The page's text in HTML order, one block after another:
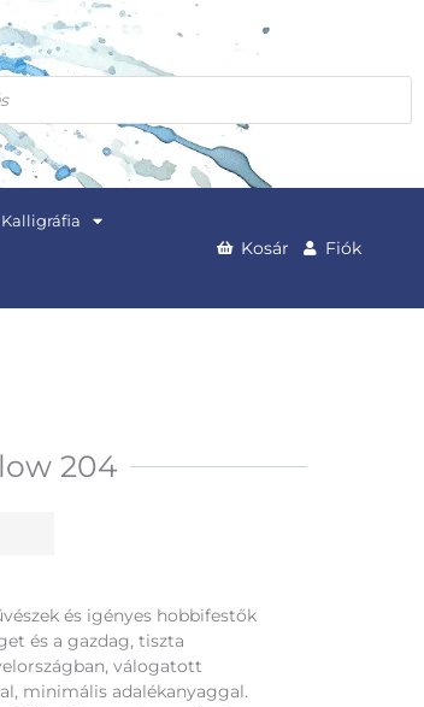
Kalligráfia
Kosár Fiók
204
és igényes hobbifestők
és a gazdag, tiszta
válogatott
minimális adalékanyaggal.